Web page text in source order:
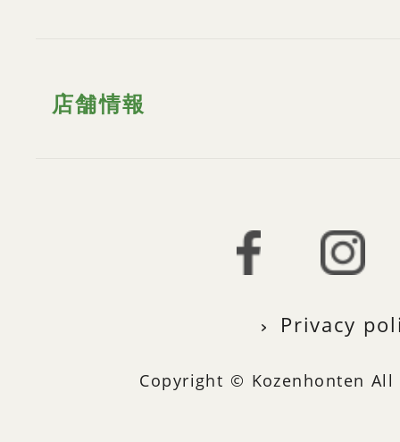
店舗情報
Privacy
Copyright © Kozenhonten All